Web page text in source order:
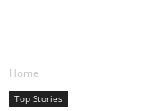
Home
Top Stories